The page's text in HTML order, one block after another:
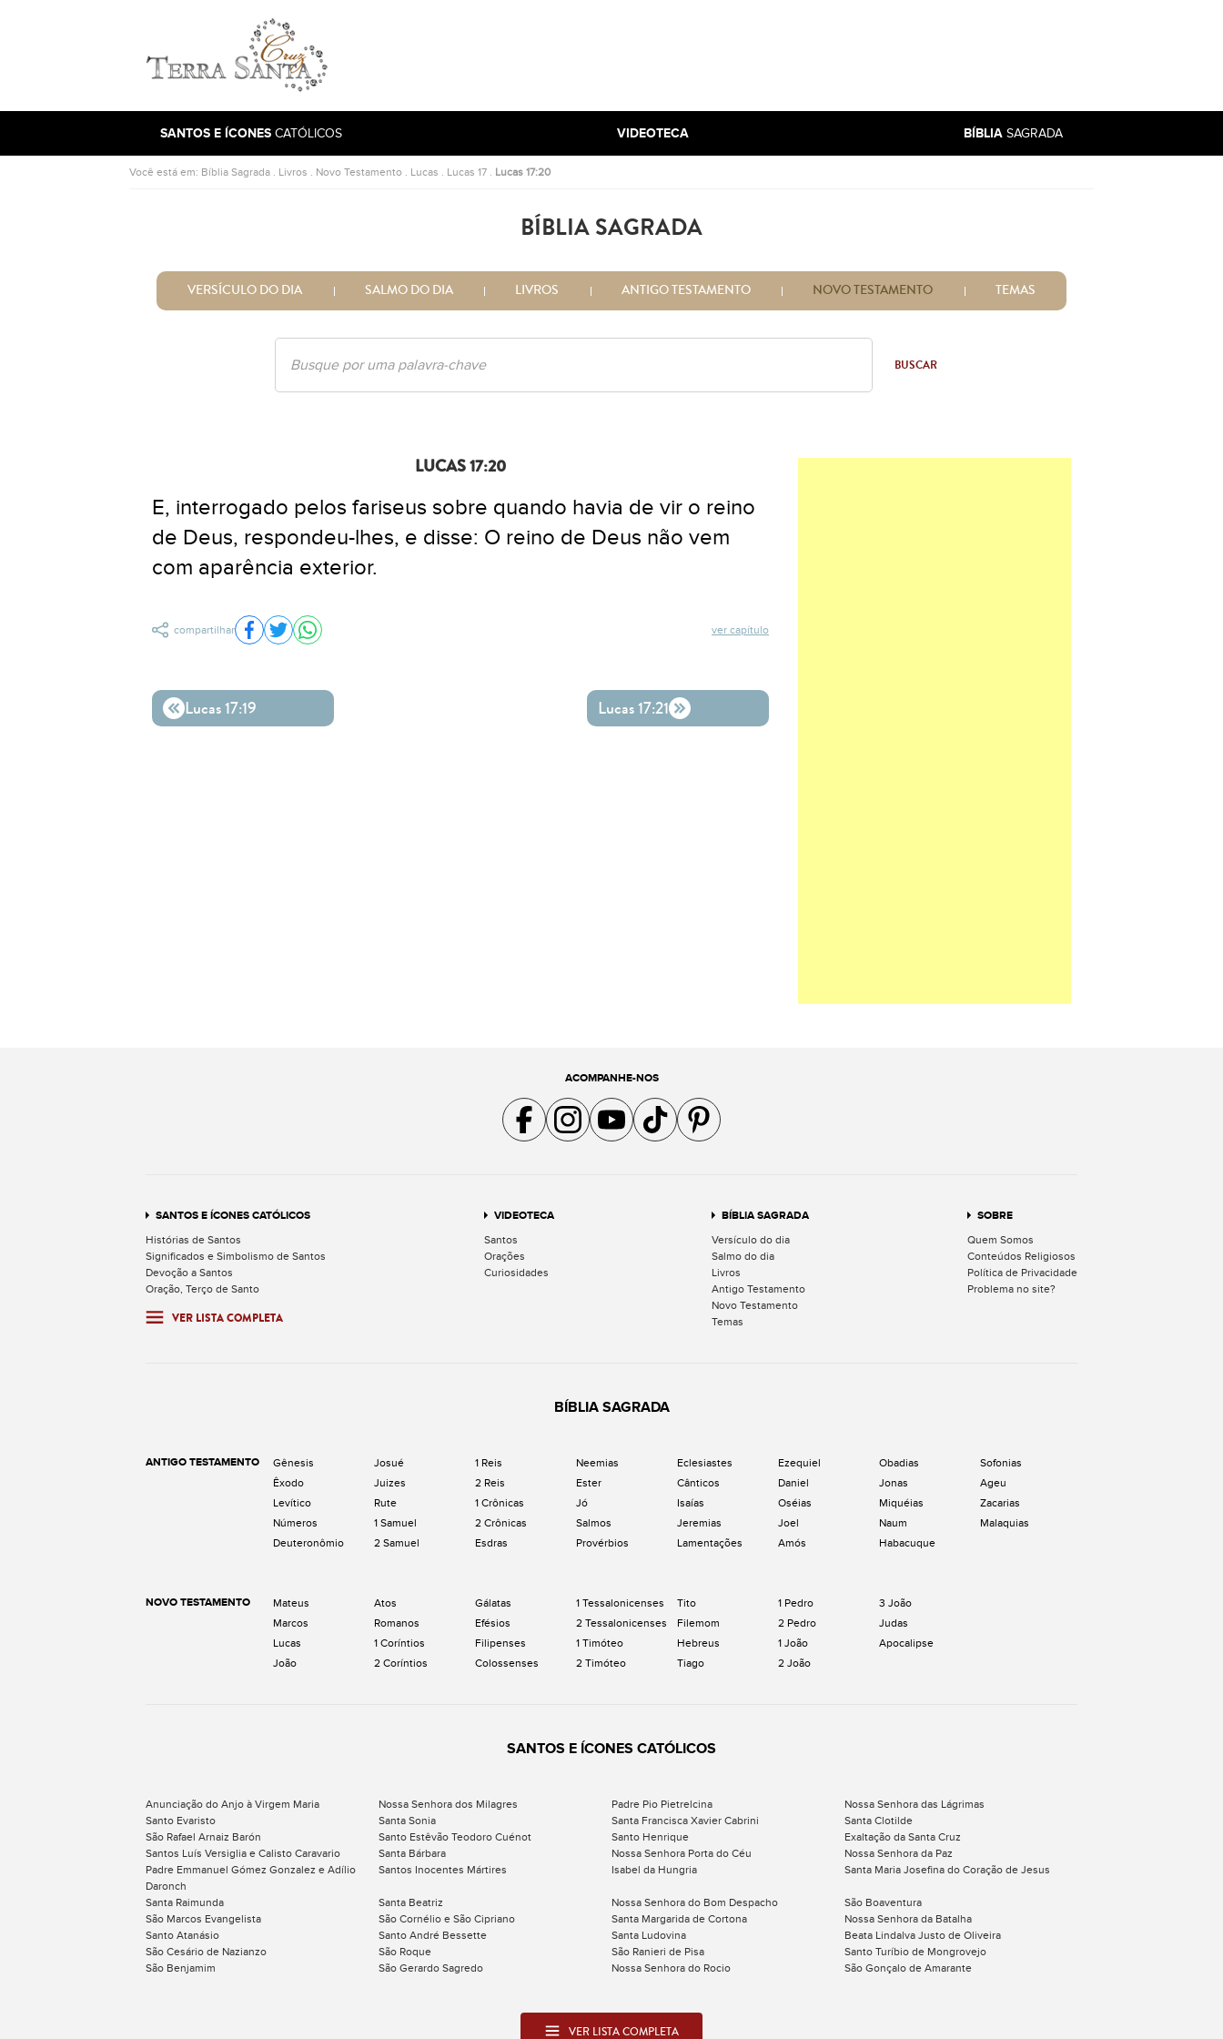
Ir para a página inicial
SANTOS E ÍCONES CATÓLICOS VIDEOTECA BÍBLIA SAGRADA
Você está em: Bíblia Sagrada . Livros . Novo Testamento . Lucas . Lucas 17 . Lucas 17:20
BÍBLIA SAGRADA
VERSÍCULO DO DIA SALMO DO DIA LIVROS ANTIGO TESTAMENTO NOVO TESTAMENTO TEMAS
BUSCAR
LUCAS 17:20
E, interrogado pelos fariseus sobre quando havia de vir o reino
de Deus, respondeu-lhes, e disse: O reino de Deus não vem
com aparência exterior.
ver capítulo
compartilhar Compartilhar no Facebook
Compartilhar no Twitter
Compartilhar no WhatsApp
Lucas 17:19 Lucas 17:21
ACOMPANHE-NOS
Acompanhe a gente no Facebook
Acompanhe a gente no Instagram
Acompanhe a gente no YouTube
Acompanhe a gente no TikTok
Acompanhe a gente no Pinterest
SANTOS E ÍCONES CATÓLICOS
Histórias de Santos
Significados e Simbolismo de Santos
Devoção a Santos
Oração, Terço de Santo
VER LISTA COMPLETA
VIDEOTECA
Santos
Orações
Curiosidades
BÍBLIA SAGRADA
Versículo do dia
Salmo do dia
Livros
Antigo Testamento
Novo Testamento
Temas
SOBRE
Quem Somos
Conteúdos Religiosos
Política de Privacidade
Problema no site?
BÍBLIA SAGRADA
ANTIGO TESTAMENTO
Gênesis
Êxodo
Levítico
Números
Deuteronômio
Josué
Juizes
Rute
1 Samuel
2 Samuel
1 Reis
2 Reis
1 Crônicas
2 Crônicas
Esdras
Neemias
Ester
Jó
Salmos
Provérbios
Eclesiastes
Cânticos
Isaías
Jeremias
Lamentações
Ezequiel
Daniel
Oséias
Joel
Amós
Obadias
Jonas
Miquéias
Naum
Habacuque
Sofonias
Ageu
Zacarias
Malaquias
NOVO TESTAMENTO
Mateus
Marcos
Lucas
João
Atos
Romanos
1 Coríntios
2 Coríntios
Gálatas
Efésios
Filipenses
Colossenses
1 Tessalonicenses
2 Tessalonicenses
1 Timóteo
2 Timóteo
Tito
Filemom
Hebreus
Tiago
1 Pedro
2 Pedro
1 João
2 João
3 João
Judas
Apocalipse
SANTOS E ÍCONES CATÓLICOS
Anunciação do Anjo à Virgem Maria Nossa Senhora dos Milagres Padre Pio Pietrelcina
Nossa Senhora das Lágrimas
Santo Evaristo
Santa Sonia Santa Francisca Xavier Cabrini
Santa Clotilde
São Rafael Arnaiz Barón
Santo Estêvão Teodoro Cuénot Santo Henrique
Exaltação da Santa Cruz
Santos Luís Versiglia e Calisto Caravario
Santa Bárbara Nossa Senhora Porta do Céu
Nossa Senhora da Paz
Padre Emmanuel Gómez Gonzalez e Adílio
Daronch
Santos Inocentes Mártires Isabel da Hungria Santa Maria Josefina do Coração de Jesus
Santa Raimunda Santa Beatriz Nossa Senhora do Bom Despacho
São Boaventura
São Marcos Evangelista
São Cornélio e São Cipriano Santa Margarida de Cortona
Nossa Senhora da Batalha
Santo Atanásio
Santo André Bessette Santa Ludovina
Beata Lindalva Justo de Oliveira
São Cesário de Nazianzo
São Roque São Ranieri de Pisa
Santo Turíbio de Mongrovejo
São Benjamim
São Gerardo Sagredo Nossa Senhora do Rocio São Gonçalo de Amarante
VER LISTA COMPLETA